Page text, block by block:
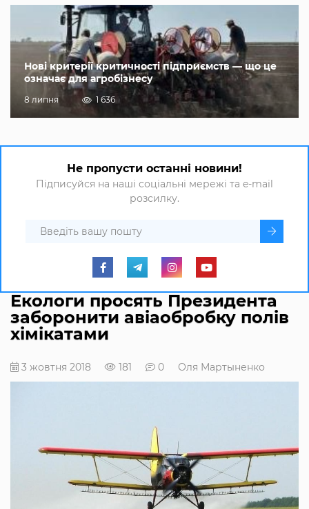
Нові критерії критичності підприємств — що це
означає для агробізнесу
8 липня 1 636
Не пропусти останні новини!
Підписуйся на наші соціальні мережі та e-mail
розсилку.
Екологи просять Президента
заборонити авіаобробку полів
хімікатами
3 жовтня 2018 181 0 Оля Мартыненко